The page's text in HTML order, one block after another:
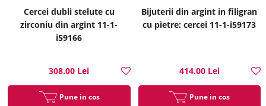
Cercei dubli stelute cu
zirconiu din argint 11-1-
i59166
308.00 Lei
Pune in cos
Bijuterii din argint in filigran
cu pietre: cercei 11-1-i59173
414.00 Lei
Pune in cos